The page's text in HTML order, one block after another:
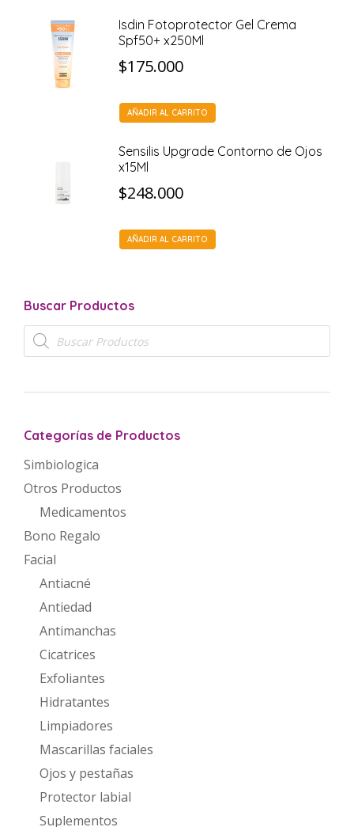
Isdin Fotoprotector Gel Crema
Spf50+ x250Ml
$175.000
AÑADIR AL CARRITO
Sensilis Upgrade Contorno de Ojos
x15Ml
$248.000
AÑADIR AL CARRITO
Buscar Productos
Búsqueda
de
productos
Categorías de Productos
Simbiologica
Otros Productos
Medicamentos
Bono Regalo
Facial
Antiacné
Antiedad
Antimanchas
Cicatrices
Exfoliantes
Hidratantes
Limpiadores
Mascarillas faciales
Ojos y pestañas
Protector labial
Suplementos